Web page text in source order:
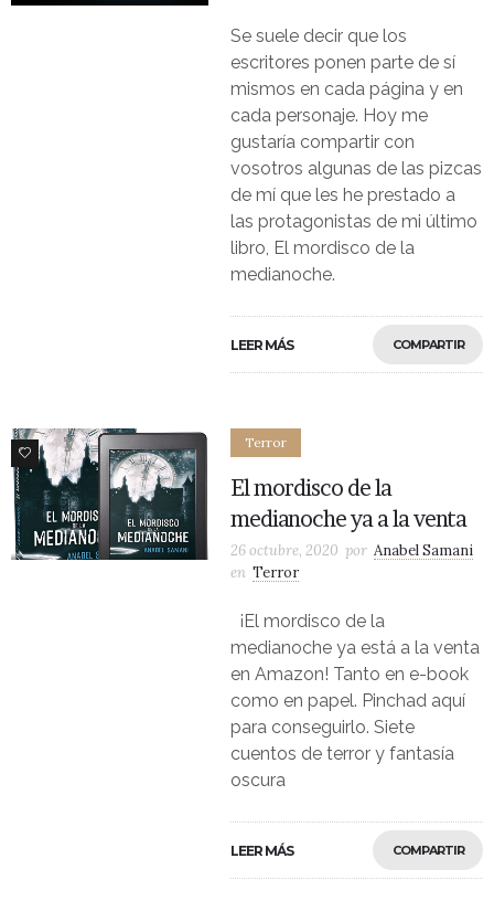
Se suele decir que los
escritores ponen parte de sí
mismos en cada página y en
cada personaje. Hoy me
gustaría compartir con
vosotros algunas de las pizcas
de mí que les he prestado a
las protagonistas de mi último
libro, El mordisco de la
medianoche.
LEER MÁS COMPARTIR
1
Terror
El mordisco de la
medianoche ya a la venta
26 octubre, 2020 por Anabel Samani
en Terror
¡El mordisco de la
medianoche ya está a la venta
en Amazon! Tanto en e-book
como en papel. Pinchad aquí
para conseguirlo. Siete
cuentos de terror y fantasía
oscura
LEER MÁS COMPARTIR